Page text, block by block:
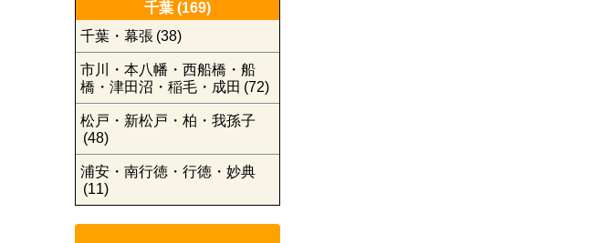
千葉 (169)
千葉・幕張 (38)
市川・本八幡・西船橋・船
橋・津田沼・稲毛・成田 (72)
松戸・新松戸・柏・我孫子
(48)
浦安・南行徳・行徳・妙典
(11)